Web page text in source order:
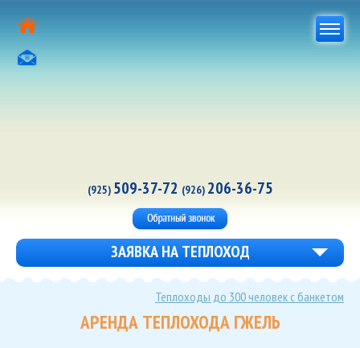
(925) 509-37-72 (926) 206-36-75
ЗАЯВКА НА ТЕПЛОХОД
АРЕНДА ТЕПЛОХОДА ГЖЕЛЬ
Теплоходы до 300 человек с банкетом